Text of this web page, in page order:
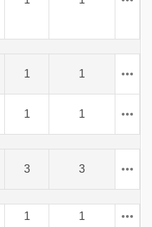
1 1
1 1
3 3
1
1